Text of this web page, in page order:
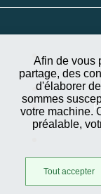
Afin de vous
partage, des
d'élaborer
sommes
votre machine.
préalable,
Tout accepter